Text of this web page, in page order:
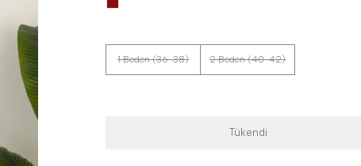
1 Beden (36-38) 2 Beden (40-42)
Tükendi